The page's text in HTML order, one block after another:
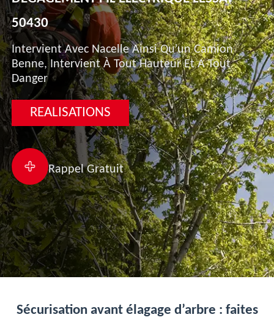
50430
Intervient Avec Nacelle Ainsi Qu'un Camion
Benne, Intervient À Tout Hauteur Et A Tout
Danger
REALISATIONS
Rappel Gratuit
Sécurisation avant élagage d’arbre : faites